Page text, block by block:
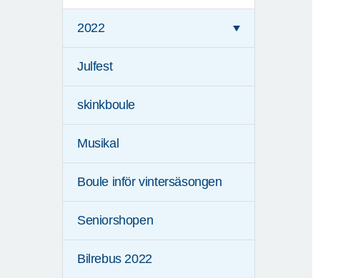
2022
Julfest
skinkboule
Musikal
Boule inför vintersäsongen
Seniorshopen
Bilrebus 2022